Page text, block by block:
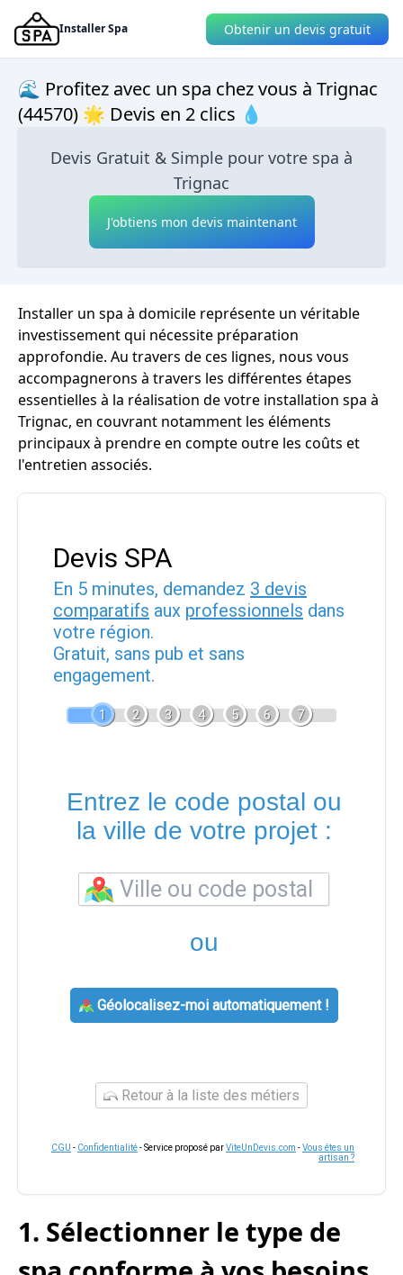
Installer Spa Obtenir un devis gratuit
🌊 Profitez avec un spa chez vous à Trignac
(44570) 🌟 Devis en 2 clics 💧
Devis Gratuit & Simple pour votre spa à
Trignac
J'obtiens mon devis maintenant
Installer un spa à domicile représente un véritable
investissement qui nécessite préparation
approfondie. Au travers de ces lignes, nous vous
accompagnerons à travers les différentes étapes
essentielles à la réalisation de votre installation spa à
Trignac, en couvrant notamment les éléments
principaux à prendre en compte outre les coûts et
l'entretien associés.
Devis SPA
En 5 minutes, demandez 3 devis
comparatifs aux professionnels dans
votre région.
Gratuit, sans pub et sans
engagement.
1 2 3 4 5 6 7
Entrez le code postal ou
la ville de votre projet :
ou
Géolocalisez-moi automatiquement !
Retour à la liste des métiers
CGU - Confidentialité- Service proposé parViteUnDevis.com -Vous êtes un
artisan ?
1. Sélectionner le type de